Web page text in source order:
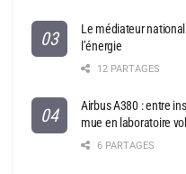
Le médiateur
l’énergie
12 PARTAGES
Airbus A380 : entre
mue en laboratoire
6 PARTAGES